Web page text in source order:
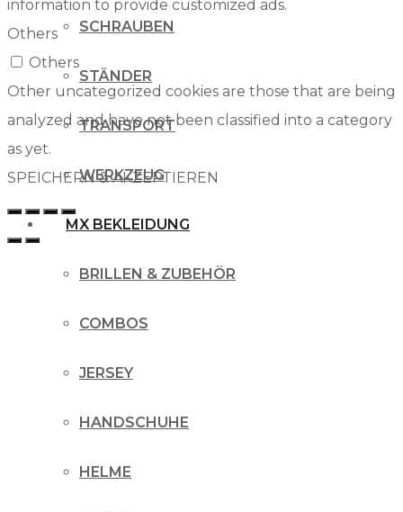
SCHRAUBEN
STÄNDER
TRANSPORT
WERKZEUG
MX BEKLEIDUNG
BRILLEN & ZUBEHÖR
COMBOS
JERSEY
HANDSCHUHE
HELME
information to provide customized ads.
Others
Others
Other uncategorized cookies are those that are being
analyzed and have not been classified into a category
as yet.
SPEICHERN & AKZEPTIEREN